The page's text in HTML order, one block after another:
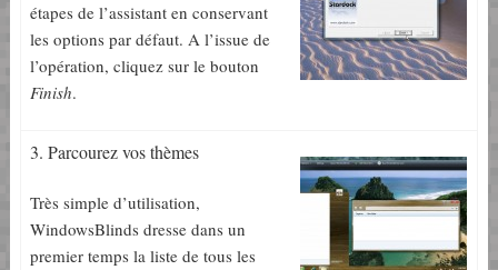
étapes de l’assistant en conservant
les options par défaut. A l’issue de
l’opération, cliquez sur le bouton
Finish.
3. Parcourez vos thèmes
Très simple d’utilisation,
WindowsBlinds dresse dans un
premier temps la liste de tous les